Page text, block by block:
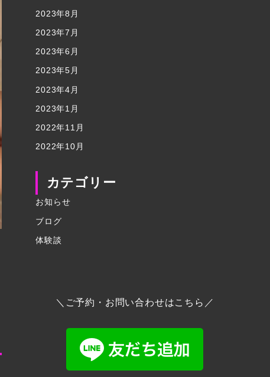
2023年8月
2023年7月
2023年6月
2023年5月
2023年4月
2023年1月
2022年11月
2022年10月
カテゴリー
お知らせ
ブログ
体験談
＼ご予約・お問い合わせはこちら／